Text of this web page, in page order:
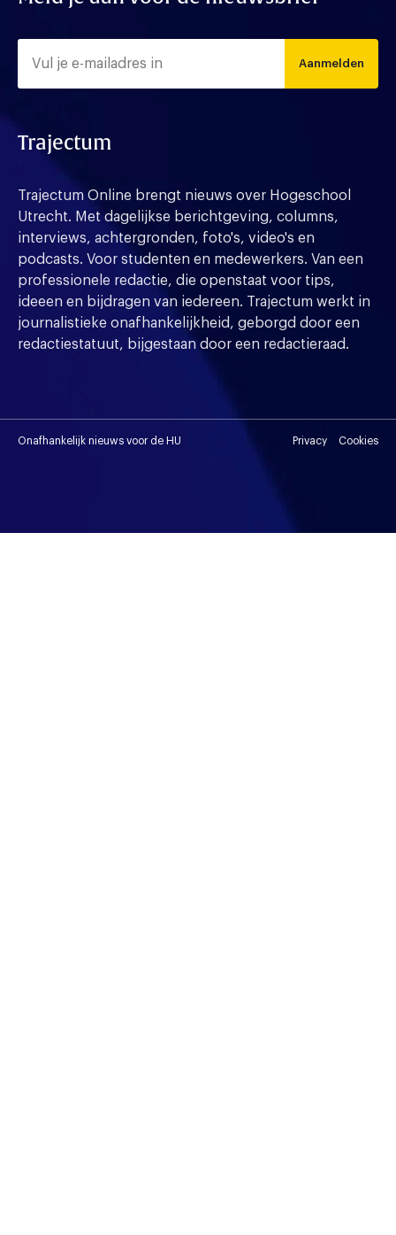
Aanmelden
Trajectum
Trajectum Online brengt nieuws over Hogeschool
Utrecht. Met dagelijkse berichtgeving, columns,
interviews, achtergronden, foto's, video's en
podcasts. Voor studenten en medewerkers. Van een
professionele redactie, die openstaat voor tips,
ideeen en bijdragen van iedereen. Trajectum werkt in
journalistieke onafhankelijkheid, geborgd door een
redactiestatuut, bijgestaan door een redactieraad.
Onafhankelijk nieuws voor de HU Privacy Cookies